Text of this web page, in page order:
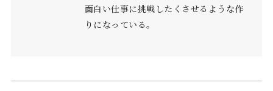
面白い仕事に挑戦したくさせるような作
りになっている。